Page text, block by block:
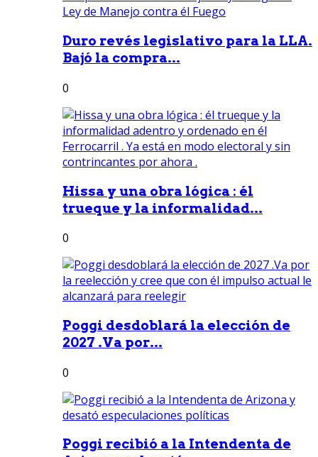
Duro revés legislativo para la LLA.
Bajó la compra...
0
Hissa y una obra lógica : él
trueque y la informalidad...
0
Poggi desdoblará la elección de
2027 .Va por...
0
Poggi recibió a la Intendenta de